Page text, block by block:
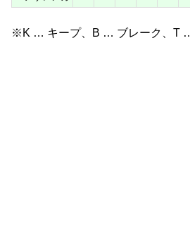
※K … キープ、B … ブレーク、T